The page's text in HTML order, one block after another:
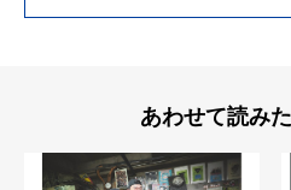
あわせて読み